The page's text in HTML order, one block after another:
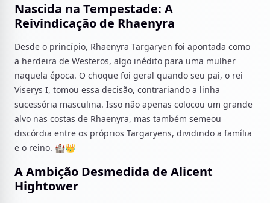
Nascida na Tempestade: A
Reivindicação de Rhaenyra
Desde o princípio, Rhaenyra Targaryen foi apontada como
a herdeira de Westeros, algo inédito para uma mulher
naquela época. O choque foi geral quando seu pai, o rei
Viserys I, tomou essa decisão, contrariando a linha
sucessória masculina. Isso não apenas colocou um grande
alvo nas costas de Rhaenyra, mas também semeou
discórdia entre os próprios Targaryens, dividindo a família
e o reino. 🏰👑
A Ambição Desmedida de Alicent
Hightower